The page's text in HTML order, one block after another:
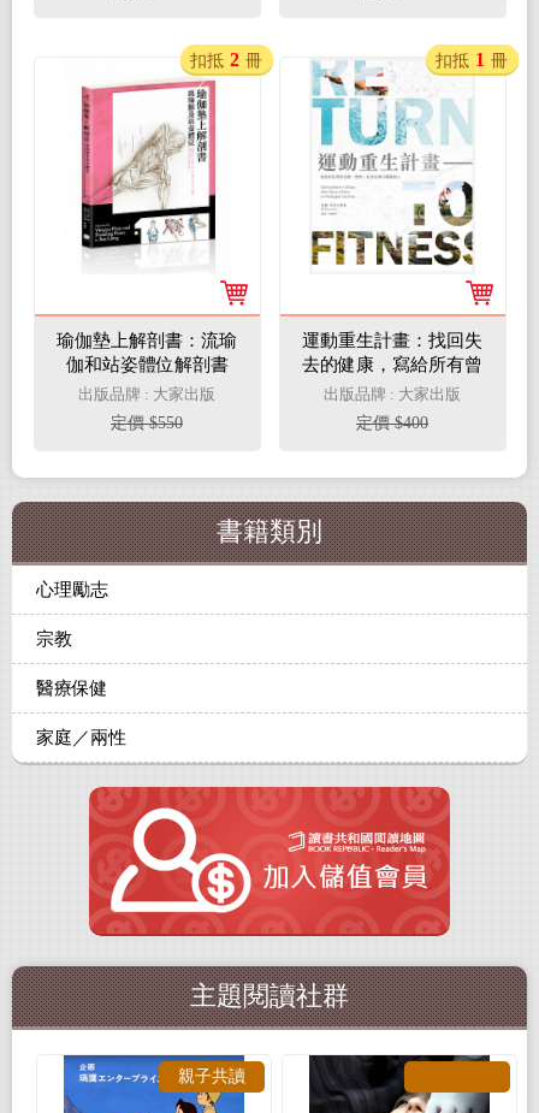
瑜伽墊上解剖書：流瑜
伽和站姿體位解剖書
出版品牌 : 大家出版
定價 $550
扣抵 2 冊
運動重生計畫：找回失
去的健康，寫給所有曾
經受傷、肥胖，以及長
期不運動的人
出版品牌 : 大家出版
定價 $400
扣抵 1 冊
書籍類別
心理勵志
宗教
醫療保健
家庭／兩性
主題閱讀社群
親子共讀